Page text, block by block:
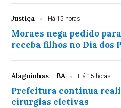
Justiça Há 15 horas
Moraes nega pedido
receba filhos no Dia dos
Alagoinhas - BA Há 15 horas
Prefeitura continua
cirurgias eletivas